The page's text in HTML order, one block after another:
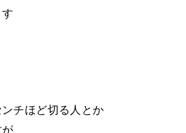
チほど切る人とか